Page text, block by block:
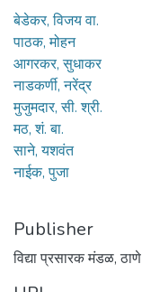
बेडेकर, विजय वा.
पाठक, मोहन
आगरकर, सुधाकर
नाडकर्णी, नरेंद्र
मुजुमदार, सी. श्री.
मठ, शं. बा.
साने, यशवंत
नाईक, पुजा
Publisher
विद्या प्रसारक मंडळ, ठाणे